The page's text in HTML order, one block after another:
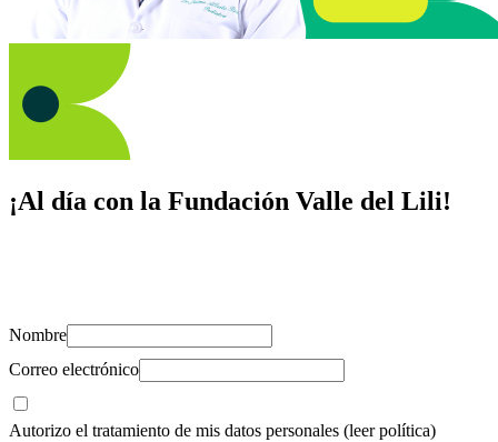
¡Al día con la Fundación Valle del Lili!
Nombre
Correo electrónico
Autorizo el tratamiento de mis datos personales (leer política)